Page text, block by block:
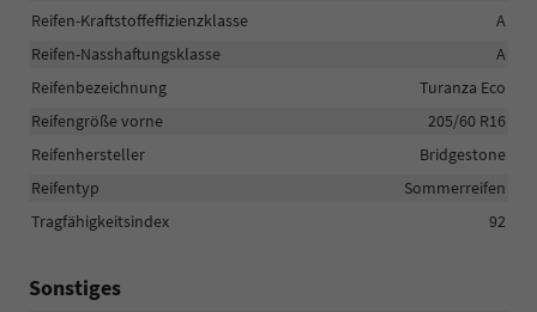
Reifen-Kraftstoffeffizienzklasse
A
Reifen-Nasshaftungsklasse
A
Reifenbezeichnung
Turanza Eco
Reifengröße vorne
205/60 R16
Reifenhersteller
Bridgestone
Reifentyp
Sommerreifen
Tragfähigkeitsindex
92
Sonstiges